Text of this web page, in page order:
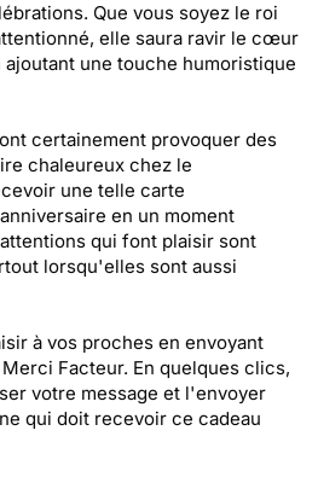
Que vous soyez le roi
elle saura ravir le cœur
une touche humoristique
certainement provoquer des
chaleureux chez le
une telle carte
en un moment
qui font plaisir sont
lorsqu'elles sont aussi
à vos proches en envoyant
Facteur. En quelques clics,
votre message et l'envoyer
qui doit recevoir ce cadeau